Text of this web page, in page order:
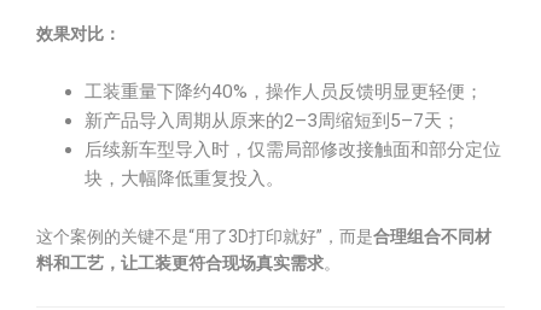
效果对比：
工装重量下降约40%，操作人员反馈明显更轻便；
新产品导入周期从原来的2–3周缩短到5–7天；
后续新车型导入时，仅需局部修改接触面和部分定位
块，大幅降低重复投入。
这个案例的关键不是“用了3D打印就好”，而是合理组合不同材
料和工艺，让工装更符合现场真实需求。